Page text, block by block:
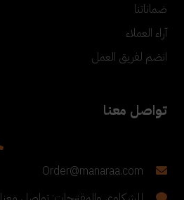
ضماناتنا
آراء العملاء
انضم لفريق العمل
تواصل معنا
Order@manaraa.com